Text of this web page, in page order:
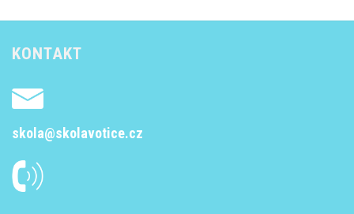
KONTAKT
skola@skolavotice.cz